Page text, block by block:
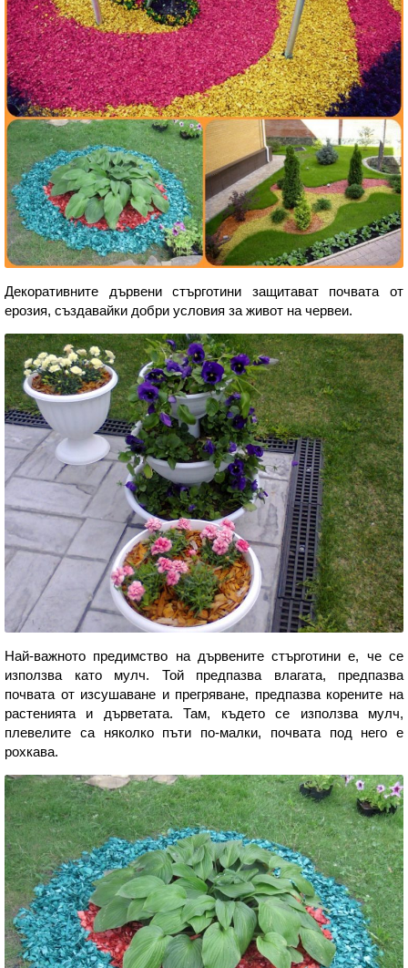
Декоративните дървени стърготини защитават почвата от
ерозия, създавайки добри условия за живот на червеи.
Най-важното предимство на дървените стърготини е, че се
използва като мулч. Той предпазва влагата, предпазва
почвата от изсушаване и прегряване, предпазва корените на
растенията и дърветата. Там, където се използва мулч,
плевелите са няколко пъти по-малки, почвата под него е
рохкава.